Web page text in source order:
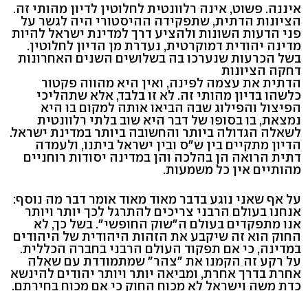
איננה. פשוט, אינה רלוונטית לחלוטין לדיון מהותי זה.
הציונות הדתית, שתפקידה ההיסטורי היה לגשר על
פני הדעות השונות ולהציע דרך למדינת ישראל להיות
מדינה יהודית דמוקרטית, נעדרת מן הדיון לחלוטין.
בשל הכרעות שנערכו בה בשלושים השנים האחרונות
דחקה הציונות
הדתית את עצמה לפינה, ואין היא מהווה פקטור
כלשהו בדיון מהותי זה. לא זו בלבד, אלא שתהליכי
הפיצול והפילוג שבה הביאו אותה למקום בו היא
נמצאת, בו בסופו של דבר היא שוב בלתי רלוונטית
לשאלה הגדולה ביותר והחשובה ביותר במדינת ישראל.
הדיון מתקיים בין ש"ס ובין ישראל ביתנו, ולעמדה
דתית הרואה הן בהלכה והן במדינה יסודות רוחניים
מהותיים אין כל משמעות.
על אף שאני נוגע בדבר מאוד מאוד אומר דבר מה נוסף:
אנחנו בעולם הרבני צריכים להתרגל לכך יותר ויותר
אנו מתפקדים בעולם ה"שוק החופשי". בשל כך, לא
החוק הוא זה שיקבע את הזהות היהודית של היהודים
במדינה, כי אם תפקוד העולם הרבני בחברה הכללית.
על רקע זה הקמנו את "צהר" שמתמודדת עם שאלה
אחרת בדרך אחרת, ומביאה יותר ויותר יהודים להינשא
כדת משה וישראל לא מכוח החוק כי אם מכוח בחירתם.